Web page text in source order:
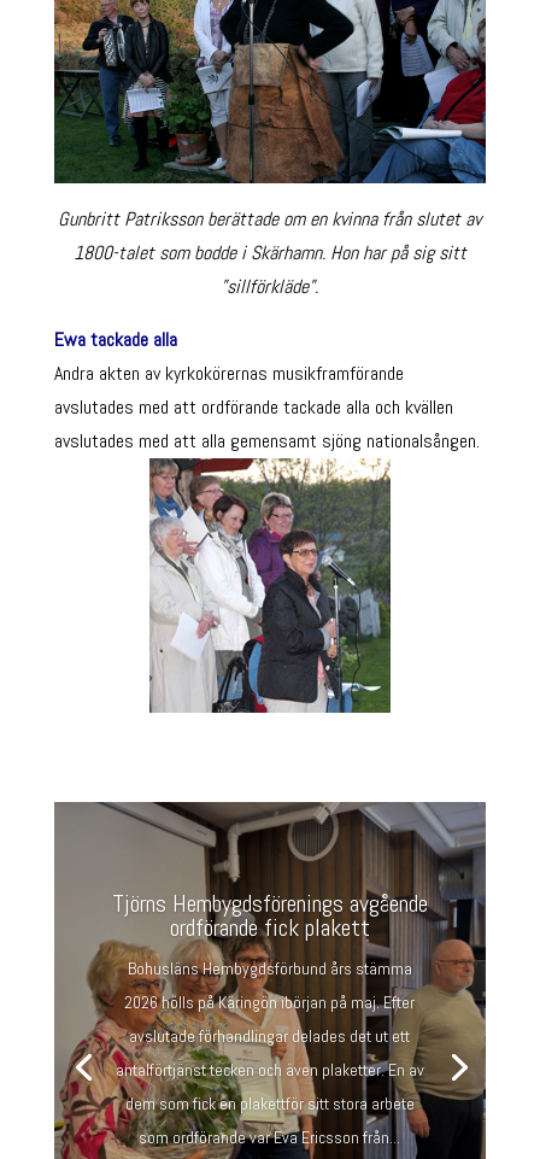
Gunbritt Patriksson berättade om en kvinna från slutet av
1800-talet som bodde i Skärhamn. Hon har på sig sitt
”sillförkläde”.
Ewa tackade alla
Andra akten av kyrkokörernas musikframförande
avslutades med att ordförande tackade alla och kvällen
avslutades med att alla gemensamt sjöng nationalsången.
Tjörns Hembygdsförenings avgående
ordförande fick plakett
Bohusläns Hembygdsförbund års stämma
2026 hölls på Käringön ibörjan på maj. Efter
avslutade förhandlingar delades det ut ett
antalförtjänst tecken och även plaketter. En av
dem som fick en plakettför sitt stora arbete
som ordförande var Eva Ericsson från...